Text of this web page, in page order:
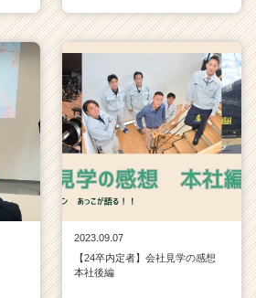
2023.09.07
【24卒内定者】会社見学の感想
本社後編